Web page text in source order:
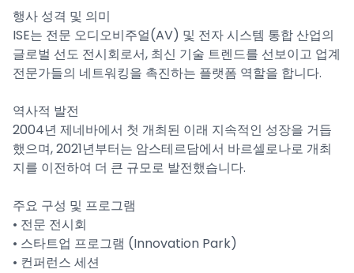
행사 성격 및 의미
ISE는 전문 오디오비주얼(AV) 및 전자 시스템 통합 산업의
글로벌 선도 전시회로서, 최신 기술 트렌드를 선보이고 업계
전문가들의 네트워킹을 촉진하는 플랫폼 역할을 합니다.
역사적 발전
2004년 제네바에서 첫 개최된 이래 지속적인 성장을 거듭
했으며, 2021년부터는 암스테르담에서 바르셀로나로 개최
지를 이전하여 더 큰 규모로 발전했습니다.
주요 구성 및 프로그램
• 전문 전시회
• 스타트업 프로그램 (Innovation Park)
• 컨퍼런스 세션